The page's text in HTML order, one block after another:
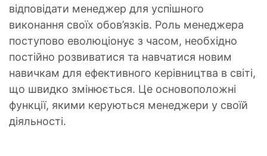
вiдповiдати менеджер для успiшного
виконання своїх обов’язкiв. Роль менеджера
поступово еволюціонує з часом, необхідно
постійно розвиватися та навчатися новим
навичкам для ефективного керівництва в світі,
що швидко змінюється. Це основоположні
функції, якими керуються менеджери у своїй
дiяльностi.